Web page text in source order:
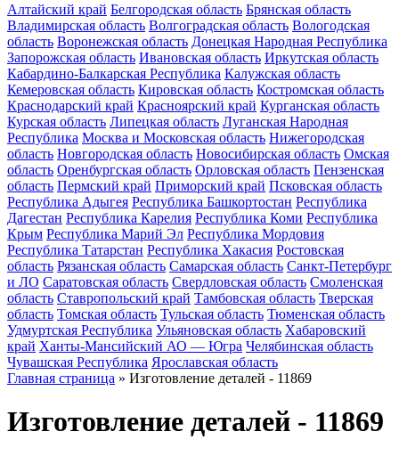
Алтайский край Белгородская область Брянская область
Владимирская область Волгоградская область Вологодская
область Воронежская область Донецкая Народная Республика
Запорожская область Ивановская область Иркутская область
Кабардино-Балкарская Республика Калужская область
Кемеровская область Кировская область Костромская область
Краснодарский край Красноярский край Курганская область
Курская область Липецкая область Луганская Народная
Республика Москва и Московская область Нижегородская
область Новгородская область Новосибирская область Омская
область Оренбургская область Орловская область Пензенская
область Пермский край Приморский край Псковская область
Республика Адыгея Республика Башкортостан Республика
Дагестан Республика Карелия Республика Коми Республика
Крым Республика Марий Эл Республика Мордовия
Республика Татарстан Республика Хакасия Ростовская
область Рязанская область Самарская область Санкт-Петербург
и ЛО Саратовская область Свердловская область Смоленская
область Ставропольский край Тамбовская область Тверская
область Томская область Тульская область Тюменская область
Удмуртская Республика Ульяновская область Хабаровский
край Ханты-Мансийский АО — Югра Челябинская область
Чувашская Республика Ярославская область
Главная страница » Изготовление деталей - 11869
Изготовление деталей - 11869